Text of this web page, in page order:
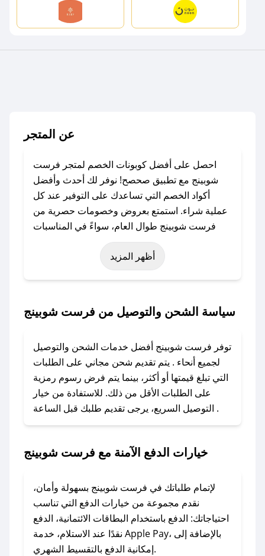
عن المتجر
احصل على أفضل كوبونات الخصم لمتجر فرست
شوبينج مع تطبيق صحصح! نوفر لك أحدث وأفضل
أكواد الخصم التي تساعدك على التوفير عند كل
عملية شراء. استمتع بعروض وخصومات حصرية من
فرست شوبينج طوال العام، سواءً في المناسبات
مثل عيد الفطر، عيد الأضحى، الجمعة البيضاء (شهر
نوفمبر)، رمضان، اليوم الوطني، يوم التأسيس، أو
حتى عروض خاصة أخرى.
شوبينج؟
كود خصم فرست شوبينج. وفي حال عدم توفر
الكوبون، تواصل معنا عبر تويتر أو البريد الإلكتروني
لإضافته بسرعة.
### كيفية استخدام كود خصم فرست شوبينج؟
1. انسخ كود الخصم من تطبيق صحصح.
شوبينج.
### ماذا أفعل إذا لم يعمل كود الخصم؟
لا تقلق! يمكنك التواصل مع فريق دعم صحصح عبر
الرسائل الخاصة على تويتر أو البريد الإلكتروني،
وسنقوم بحل المشكلة في أسرع وقت ممكن.
أظهر المزيد
سياسة الشحن والتوصيل من فرست شوبينج
توفر فرست شوبينج أفضل خدمات الشحن والتوصيل
لجميع أنحاء . يتم تقديم شحن مجاني على الطلبات
التي تبلغ قيمتها أو أكثر، بينما يتم فرض رسوم رمزية
على الطلبات الأقل من ذلك. للاستفادة من خيار
التوصيل السريع، يرجى تقديم طلبك قبل الساعة .
خيارات الدفع الآمنة مع فرست شوبينج
لإتمام طلباتك في فرست شوبينج بسهولة وأمان،
نقدم مجموعة من خيارات الدفع التي تناسب
احتياجاتك: الدفع باستخدام البطاقات الائتمانية، الدفع
نقدًا عند الاستلام، خدمة Apple Pay، بالإضافة إلى
إمكانية الدفع بالتقسيط الشهري.